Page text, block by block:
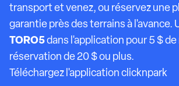
transport et venez, ou réservez une
garantie près des terrains à l'avance.
TORO5dans l'application pour 5 $
réservation de 20 $ ou plus.
Téléchargez l'application clicknpark